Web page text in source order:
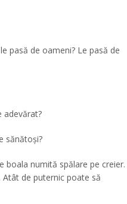
pasă de oameni? Le pasă de
adevărat?
sănătoși?
boala numită spălare pe creier.
de puternic poate să